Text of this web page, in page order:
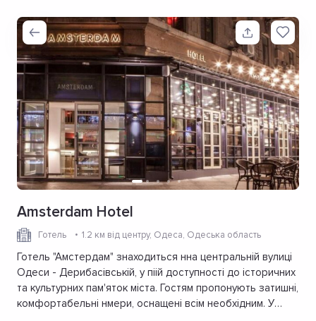
Amsterdam Hotel
Готель 1.2 км від центру, Одеса, Одеська область
Готель "Амстердам" знаходиться нна центральній вулиці
Одеси - Дерибасівській, у піій доступності до історичних
та культурних пам'яток міста. Гостям пропонують затишні,
комфортабельні нмери, оснащені всім необхідним. У